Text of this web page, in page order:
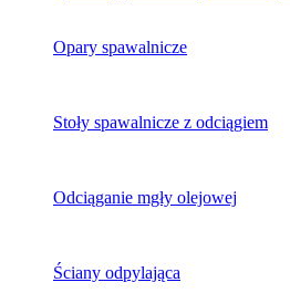
Opary spawalnicze
Stoły spawalnicze z odciągiem
Odciąganie mgły olejowej
Ściany odpylająca